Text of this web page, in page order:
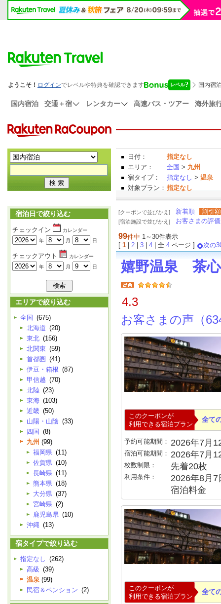
国内宿泊 交通＋宿 レンタカー 高速バス・ツアー 海外旅
日付：
指定なし
エリア：
全国 > 九州
宿タイプ：
指定なし > 温泉
対象プラン： 指定なし
宿泊日で絞り込む
チェックイン
カレンダー
年
月 日
チェックアウト
カレンダー
年
月 日
エリアで絞り込む
全国 (675)
北海道 (20)
東北 (156)
北関東 (59)
首都圏 (41)
伊豆・箱根 (87)
甲信越 (70)
北陸 (23)
東海 (103)
近畿 (50)
山陽・山陰 (33)
四国 (8)
九州 (99)
福岡県 (11)
佐賀県 (10)
長崎県 (11)
熊本県 (18)
大分県 (37)
宮崎県 (2)
鹿児島県 (10)
沖縄 (13)
宿タイプで絞り込む
指定なし (262)
高級 (39)
温泉 (99)
民宿＆ペンション (2)
[クーポンで並びかえ] 新着順 割引
[宿泊施設で並びかえ] お客さまの評
99件中 1～30件表示
[ 1 2 3 4 | 全 4 ページ ] 次の
嬉野温泉 茶
4.3
お客さまの声（
このクーポンが
利用できる宿泊プラン
全て
予約可能期間： 2026年7月
宿泊可能期間： 2026年7月
枚数制限： 先着20枚
利用条件：
2026年8月
宿泊料金
このクーポンが
利用できる宿泊プラン
全て